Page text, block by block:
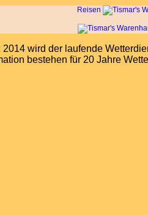
Reisen
wird der laufende
bestehen für 20 Jahre